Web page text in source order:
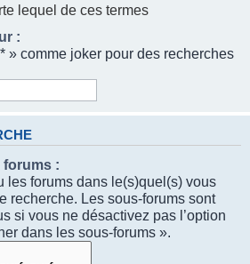
lequel de ces termes
:
» comme joker pour des recherches
forums :
les forums dans le(s)quel(s) vous
recherche. Les sous-forums sont
si vous ne désactivez pas l’option
dans les sous-forums ».